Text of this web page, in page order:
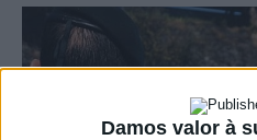
Damos valor à